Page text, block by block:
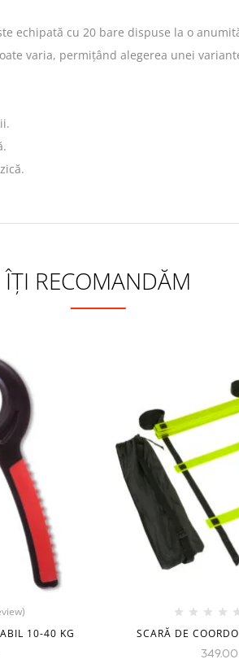
echipată cu 20 bare dispuse la o
varia, permițând alegerea unei
ÎȚI RECOMANDĂM
10-40 KG
SCARĂ DE
349.00